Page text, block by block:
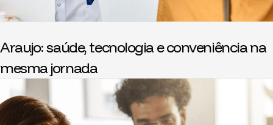
Araujo: saúde, tecnologia e conveniência na
mesma jornada